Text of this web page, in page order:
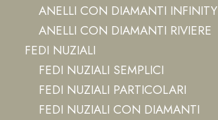
ANELLI CON DIAMANTI INFINITY
ANELLI CON DIAMANTI RIVIERE
FEDI NUZIALI
FEDI NUZIALI SEMPLICI
FEDI NUZIALI PARTICOLARI
FEDI NUZIALI CON DIAMANTI